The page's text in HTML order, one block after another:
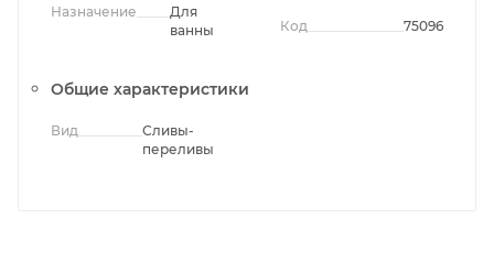
Назначение
Для
ванны
Код 75096
Общие характеристики
Вид
Сливы-
переливы